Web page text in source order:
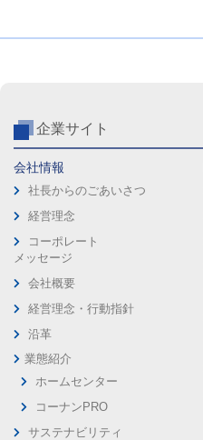
企業サイト
会社情報
社長からのごあいさつ
経営理念
コーポレート
メッセージ
会社概要
経営理念・行動指針
沿革
業態紹介
ホームセンター
コーナンPRO
サステナビリティ